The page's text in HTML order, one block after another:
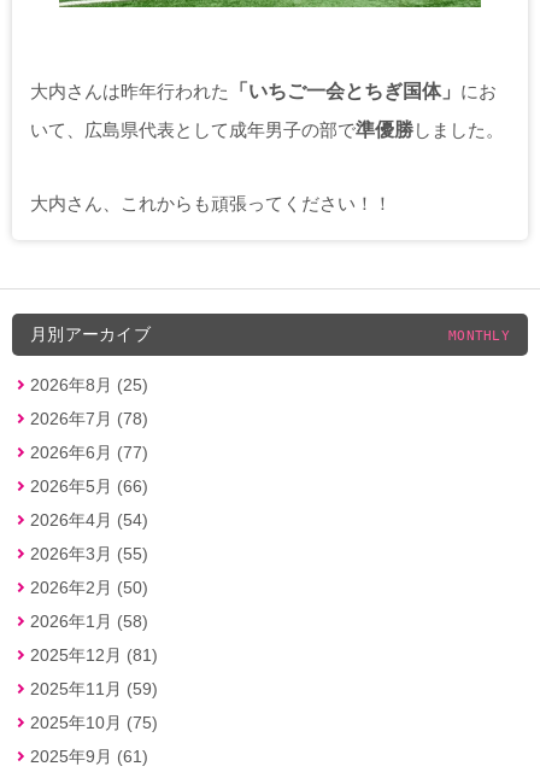
大内さんは昨年行われた 「いちご一会とちぎ国体」 にお
いて、広島県代表として成年男子の部で準優勝しました。
大内さん、これからも頑張ってください！！
月別アーカイブ MONTHLY
2026年8月 (25)
2026年7月 (78)
2026年6月 (77)
2026年5月 (66)
2026年4月 (54)
2026年3月 (55)
2026年2月 (50)
2026年1月 (58)
2025年12月 (81)
2025年11月 (59)
2025年10月 (75)
2025年9月 (61)